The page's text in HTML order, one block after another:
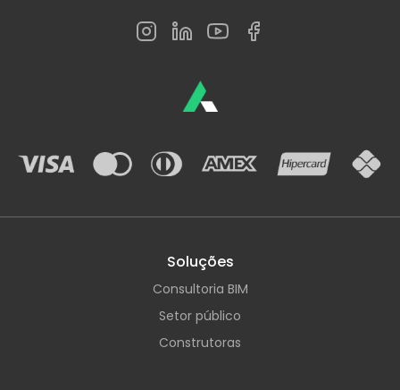
Soluções
Consultoria BIM
Setor público
Construtoras